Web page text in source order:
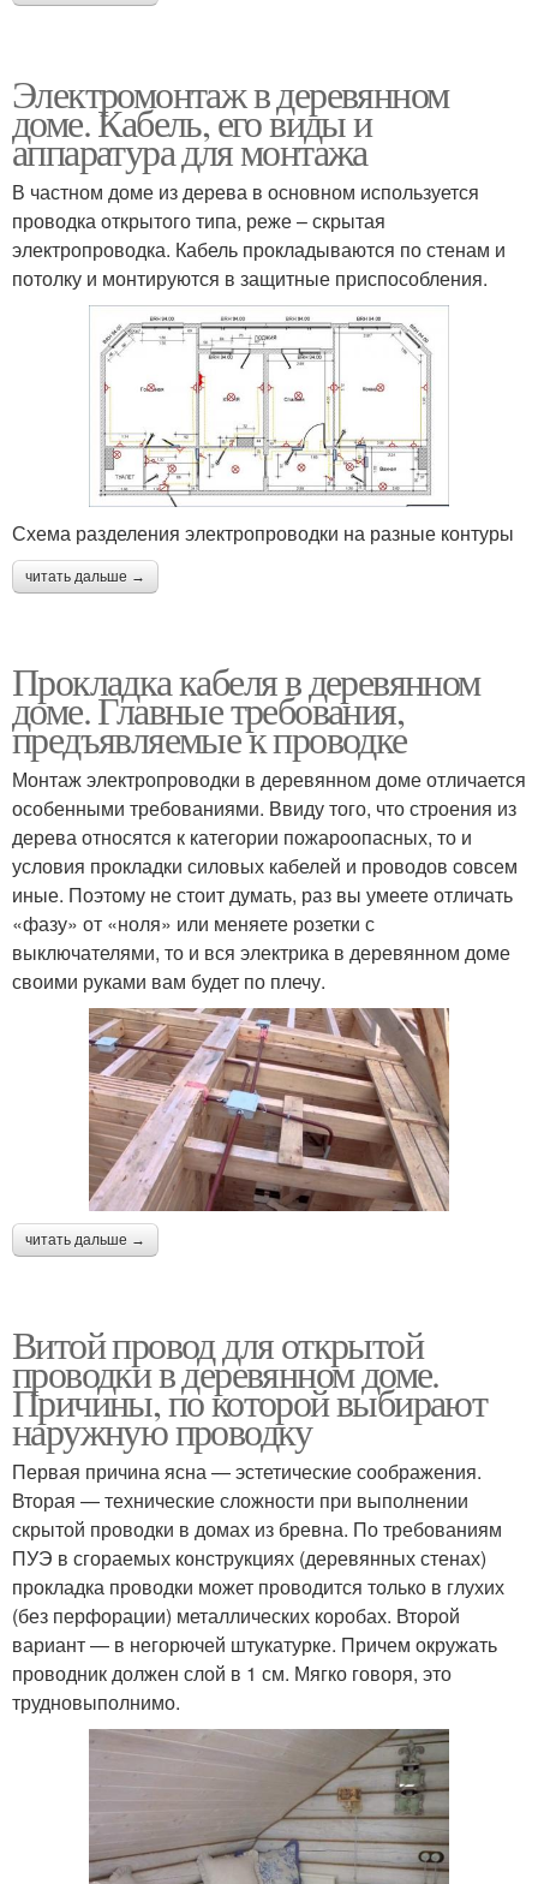
Электромонтаж в деревянном
доме. Кабель, его виды и
аппаратура для монтажа
В частном доме из дерева в основном используется
проводка открытого типа, реже – скрытая
электропроводка. Кабель прокладываются по стенам и
потолку и монтируются в защитные приспособления.
Схема разделения электропроводки на разные контуры
читать дальше →
Прокладка кабеля в деревянном
доме. Главные требования,
предъявляемые к проводке
Монтаж электропроводки в деревянном доме отличается
особенными требованиями. Ввиду того, что строения из
дерева относятся к категории пожароопасных, то и
условия прокладки силовых кабелей и проводов совсем
иные. Поэтому не стоит думать, раз вы умеете отличать
«фазу» от «ноля» или меняете розетки с
выключателями, то и вся электрика в деревянном доме
своими руками вам будет по плечу.
читать дальше →
Витой провод для открытой
проводки в деревянном доме.
Причины, по которой выбирают
наружную проводку
Первая причина ясна — эстетические соображения.
Вторая — технические сложности при выполнении
скрытой проводки в домах из бревна. По требованиям
ПУЭ в сгораемых конструкциях (деревянных стенах)
прокладка проводки может проводится только в глухих
(без перфорации) металлических коробах. Второй
вариант — в негорючей штукатурке. Причем окружать
проводник должен слой в 1 см. Мягко говоря, это
трудновыполнимо.